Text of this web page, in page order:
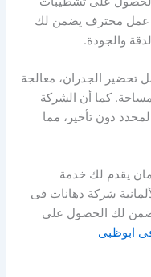
عمل محترف يضمن لك
والجودة.
تحضير الجدران، معالجة
مساحة. كما أن الشركة
دون تأخير، مما
يقدم لك خدمة
شركة دهانات فى
لك الحصول على
ابوظبى